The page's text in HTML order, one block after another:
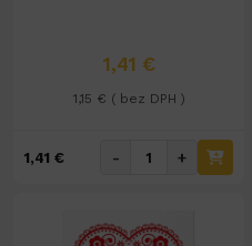
1,41 €
1,15 € ( bez DPH )
1,41 € - +